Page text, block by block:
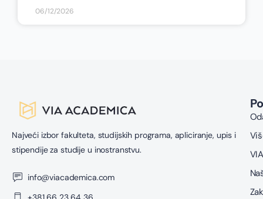
06/12/2026
Najveći izbor fakulteta, studijskih programa, apliciranje, upis i
stipendije za studije u inostranstvu.
info@viacademica.com